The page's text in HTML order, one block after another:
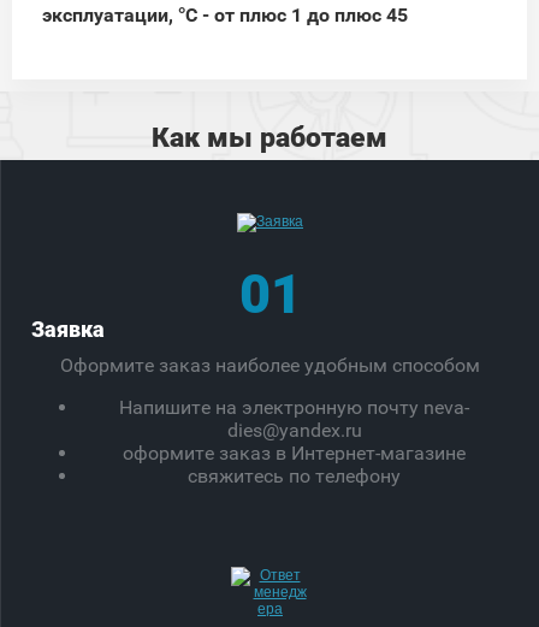
эксплуатации, °С - от плюс 1 до плюс 45
Как мы работаем
01
Заявка
Оформите заказ наиболее удобным способом
Напишите на электронную почту neva-
dies@yandex.ru
оформите заказ в Интернет-магазине
свяжитесь по телефону